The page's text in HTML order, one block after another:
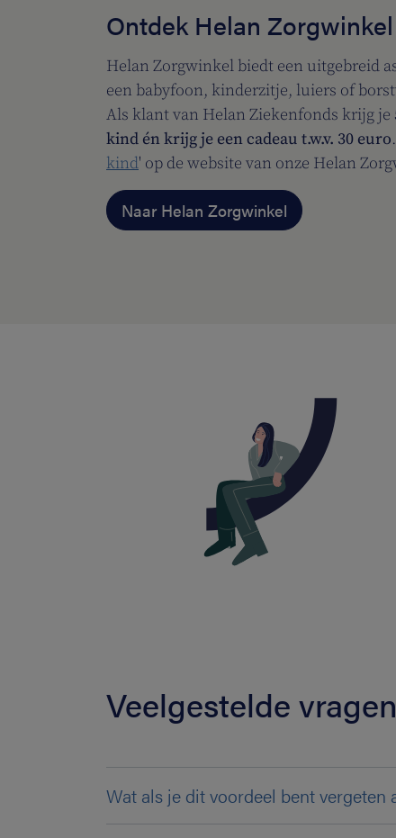
Ontdek Helan Zorgwinkel
Helan Zorgwinkel biedt een uitgebreid
een babyfoon, kinderzitje, luiers of
Als klant van Helan Ziekenfonds krijg je
kind én krijg je een cadeau t.w.v. 30 euro
kind' op de website van onze Helan
Naar Helan Zorgwinkel
Veelgestelde vragen
Wat als je dit voordeel bent